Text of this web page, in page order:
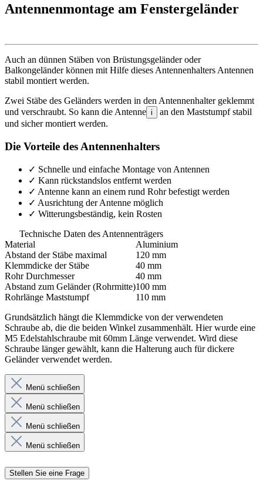
Antennenmontage am Fenstergeländer
Auch an dünnen Stäben von Brüstungsgeländer oder
Balkongeländer können mit Hilfe dieses Antennenhalters Antennen
stabil montiert werden.
Zwei Stäbe des Geländers werden in den Antennenhalter geklemmt
und verschraubt. So kann die Antenne i
an den Maststumpf stabil
und sicher montiert werden.
Die Vorteile des Antennenhalters
✓ Schnelle und einfache Montage von Antennen
✓ Kann rückstandslos entfernt werden
✓ Antenne kann an einem rund Rohr befestigt werden
✓ Ausrichtung der Antenne möglich
✓ Witterungsbeständig, kein Rosten
Technische Daten des Antennenträgers
Material
Aluminium
Abstand der Stäbe maximal
120 mm
Klemmdicke der Stäbe
40 mm
Rohr Durchmesser
40 mm
Abstand zum Geländer (Rohrmitte)100 mm
Rohrlänge Maststumpf
110 mm
Grundsätzlich hängt die Klemmdicke von der verwendeten
Schraube ab, die die beiden Winkel zusammenhält. Hier wurde eine
M5 Edelstahlschraube mit 60mm Länge verwendet. Wird diese
Schraube länger gewählt, kann die Halterung auch für dickere
Geländer verwendet werden.
Menü schließen
Menü schließen
Menü schließen
Menü schließen
Stellen Sie eine Frage